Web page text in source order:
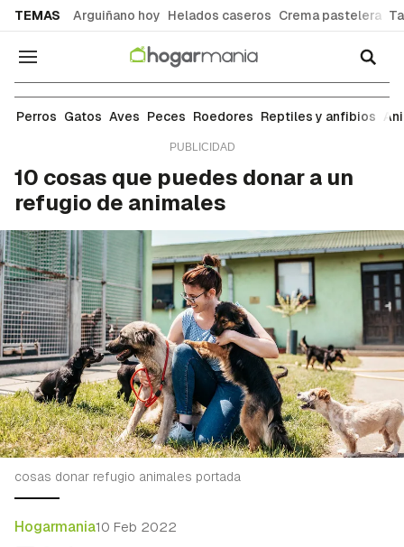
TEMAS Arguiñano hoy Helados caseros Crema pastelera
Navegación
Perros
Perros Gatos Aves Peces Roedores Reptiles y anfibios
10 cosas que puedes donar a un
refugio de animales
cosas donar refugio animales portada
Hogarmania10 Feb 2022